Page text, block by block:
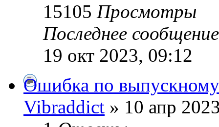
15105 Просмотры
Последнее
19 окт 2023, 09:12
Ошибка по выпускному
Vibraddict » 10 апр